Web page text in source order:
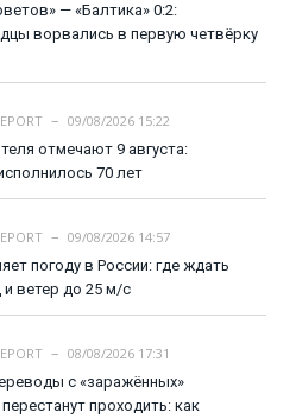
— «Балтика» 0:2:
ворвались в первую четвёрку
09/08/2026 15:22
отмечают 9 августа:
70 лет
09/08/2026 14:57
погоду в России: где ждать
и ветер до 25 м/с
08/08/2026 17:31
с «заражённых»
проходить: как